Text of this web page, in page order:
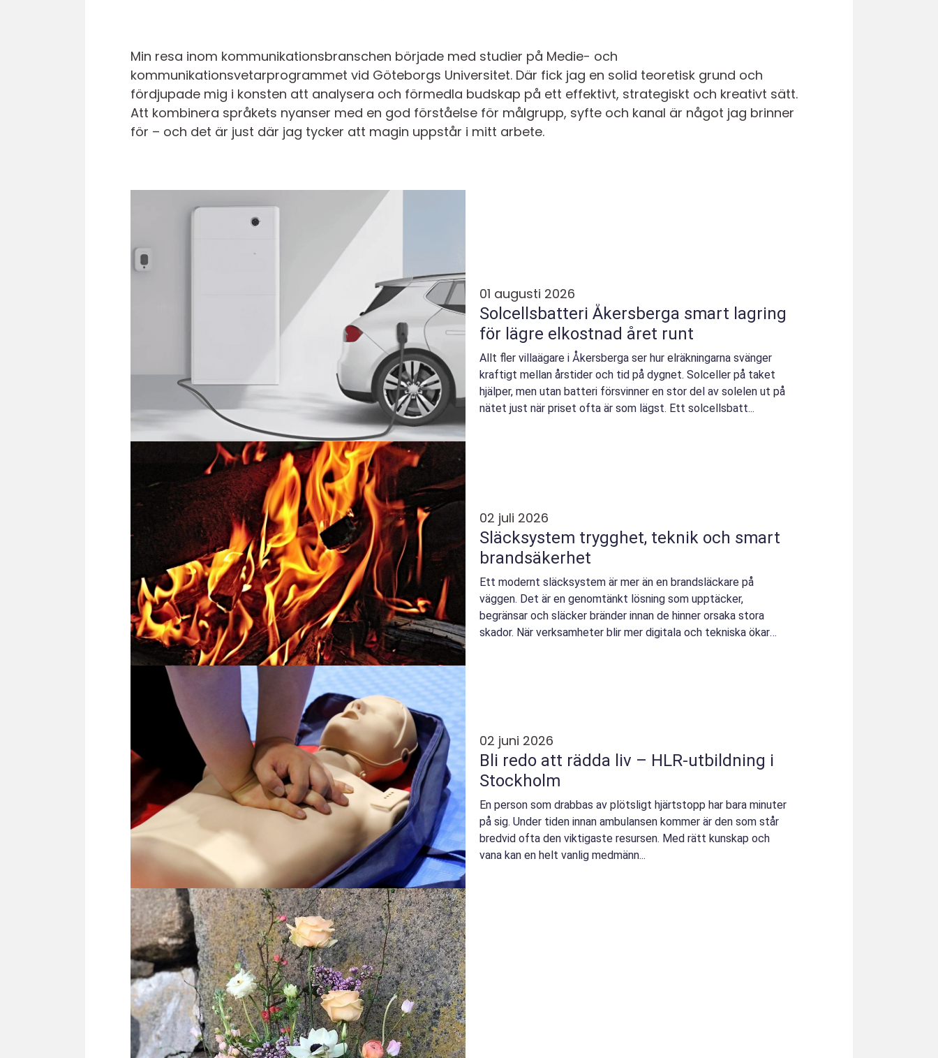
Min resa inom kommunikationsbranschen började med studier på Medie- och
kommunikationsvetarprogrammet vid Göteborgs Universitet. Där fick jag en solid teoretisk grund och
fördjupade mig i konsten att analysera och förmedla budskap på ett effektivt, strategiskt och kreativt sätt.
Att kombinera språkets nyanser med en god förståelse för målgrupp, syfte och kanal är något jag brinner
för – och det är just där jag tycker att magin uppstår i mitt arbete.
01 augusti 2026
Solcellsbatteri Åkersberga smart lagring
för lägre elkostnad året runt
Allt fler villaägare i Åkersberga ser hur elräkningarna svänger
kraftigt mellan årstider och tid på dygnet. Solceller på taket
hjälper, men utan batteri försvinner en stor del av solelen ut på
nätet just när priset ofta är som lägst. Ett solcellsbatt...
02 juli 2026
Släcksystem trygghet, teknik och smart
brandsäkerhet
Ett modernt släcksystem är mer än en brandsläckare på
väggen. Det är en genomtänkt lösning som upptäcker,
begränsar och släcker bränder innan de hinner orsaka stora
skador. När verksamheter blir mer digitala och tekniska ökar
02 juni 2026
Bli redo att rädda liv – HLR-utbildning i
Stockholm
En person som drabbas av plötsligt hjärtstopp har bara minuter
på sig. Under tiden innan ambulansen kommer är den som står
bredvid ofta den viktigaste resursen. Med rätt kunskap och
vana kan en helt vanlig medmänn...